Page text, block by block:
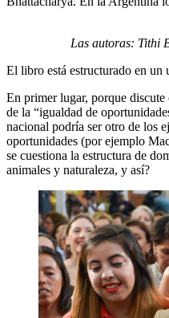
Las autoras: Tithi
El libro está estructurado en
En primer lugar, porque
de la “igualdad de
nacional podría ser otro de los
oportunidades (por ejemplo
se cuestiona la estructura de
animales y naturaleza, y así?